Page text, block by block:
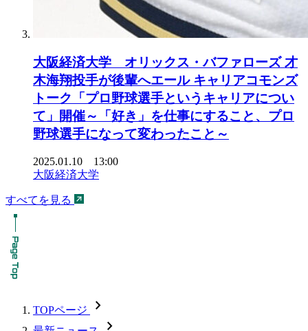
大阪経済大学 オリックス・バファローズ 才
木海翔投手が後輩へエール キャリアコモンズ
トーク「プロ野球選手というキャリアについ
て」開催～「好き」を仕事にすること、プロ
野球選手になって変わったこと～
2025.01.10 13:00
大阪経済大学
すべてを見る
TOPページ chevron_forward
chevron_forward